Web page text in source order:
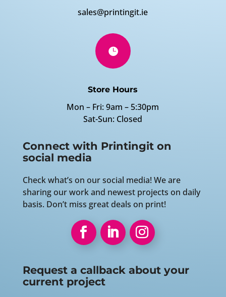
sales@printingit.ie

Store Hours
Mon – Fri: 9am – 5:30pm
Sat-Sun: Closed
Connect with Printingit on
social media
Check what’s on our social media! We are
sharing our work and newest projects on daily
basis. Don’t miss great deals on print!
Request a callback about your
current project